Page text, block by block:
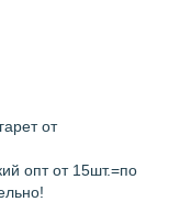
от
опт от 15шт.=по